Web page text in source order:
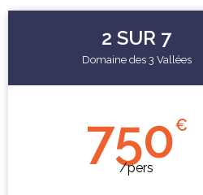
2 SUR 7
Domaine des 3 Vallées
750€
/pers